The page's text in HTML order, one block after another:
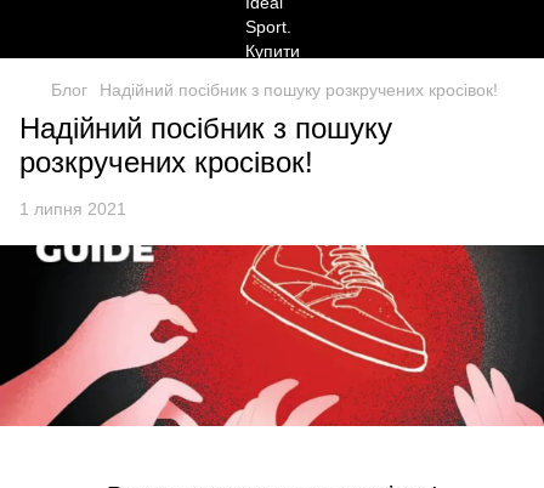
Блог Надійний посібник з пошуку розкручених кросівок!
Надійний посібник з пошуку
розкручених кросівок!
1 липня 2021